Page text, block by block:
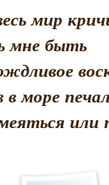
мир
мне быть
море
или